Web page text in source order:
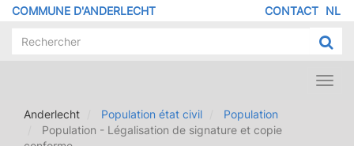
Aller
contenu
COMMUNE D'ANDERLECHT NL
DE
CONTACT
Anderlecht
Population état civil
Population
Population - Légalisation de signature et copie